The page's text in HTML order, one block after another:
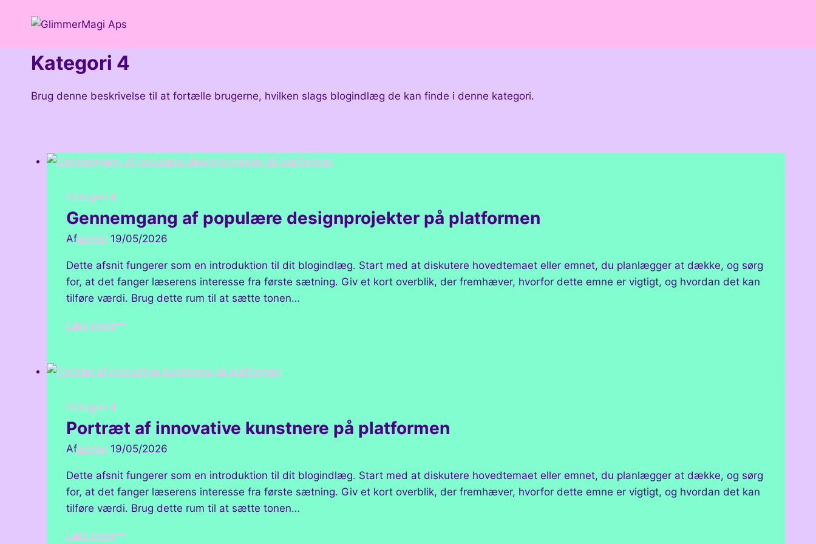
Kategori 4
Brug denne beskrivelse til at fortælle brugerne, hvilken slags blogindlæg de kan finde i denne kategori.
Kategori 4
Gennemgang af populære designprojekter på platformen
Afadmin 19/05/2026
Dette afsnit fungerer som en introduktion til dit blogindlæg. Start med at diskutere hovedtemaet eller emnet, du planlægger at dække, og sørg
for, at det fanger læserens interesse fra første sætning. Giv et kort overblik, der fremhæver, hvorfor dette emne er vigtigt, og hvordan det kan
tilføre værdi. Brug dette rum til at sætte tonen…
Læs mereGennemgang
designprojekter
platformen
Kategori 4
Portræt af innovative kunstnere på platformen
Afadmin 19/05/2026
Dette afsnit fungerer som en introduktion til dit blogindlæg. Start med at diskutere hovedtemaet eller emnet, du planlægger at dække, og sørg
for, at det fanger læserens interesse fra første sætning. Giv et kort overblik, der fremhæver, hvorfor dette emne er vigtigt, og hvordan det kan
tilføre værdi. Brug dette rum til at sætte tonen…
Læs merePortræt